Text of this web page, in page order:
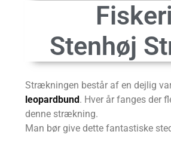
Fiskeri
Stenhøj
Strækningen består af en dejlig
leopardbund . Hver år fanges der
denne strækning.
Man bør give dette fantastiske